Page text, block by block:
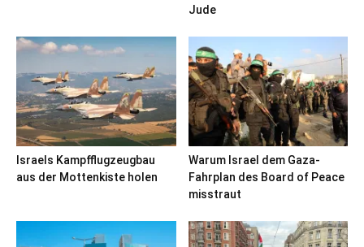
Jude
Israels Kampfflugzeugbau
aus der Mottenkiste holen
Warum Israel dem Gaza-
Fahrplan des Board of Peace
misstraut